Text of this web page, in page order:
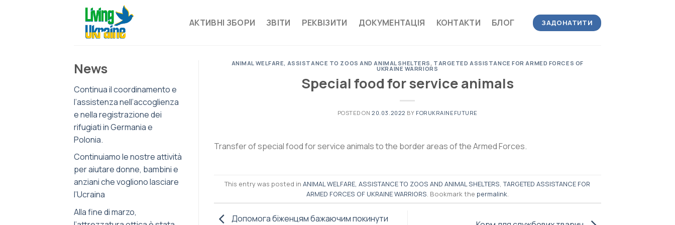
АКТИВНІ ЗБОРИ ЗВІТИ РЕКВІЗИТИ ДОКУМЕНТАЦІЯ КОНТАКТИ БЛОГ ЗАДОНАТИТИ
News
Continua il coordinamento e
l’assistenza nell’accoglienza
e nella registrazione dei
rifugiati in Germania e
Polonia.
Continuiamo le nostre attività
per aiutare donne, bambini e
anziani che vogliono lasciare
l’Ucraina
Alla fine di marzo,
ANIMAL WELFARE, ASSISTANCE TO ZOOS AND ANIMAL SHELTERS, TARGETED ASSISTANCE FOR ARMED FORCES OF
UKRAINE WARRIORS
Special food for service animals
POSTED ON20.03.2022 BY FORUKRAINEFUTURE
Transfer of special food for service animals to the border areas of the Armed Forces.
This entry was posted inANIMAL WELFARE, ASSISTANCE TO ZOOS AND ANIMAL SHELTERS,TARGETED ASSISTANCE FOR
ARMED FORCES OF UKRAINE WARRIORS. Bookmark the permalink.
Допомога біженцям бажаючим покинути